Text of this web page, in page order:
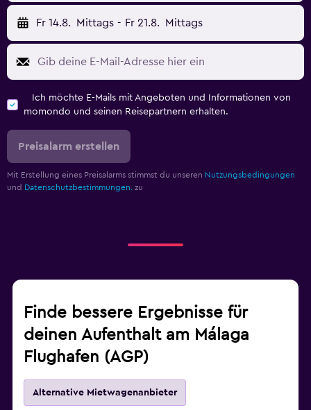
Fr 14.8. Mittags - Fr 21.8. Mittags
Ich möchte E-Mails mit Angeboten und Informationen von
momondo und seinen Reisepartnern erhalten.
Preisalarm erstellen
Mit Erstellung eines Preisalarms stimmst du unseren Nutzungsbedingungen
und Datenschutzbestimmungen. zu
Finde bessere Ergebnisse für
deinen Aufenthalt am Málaga
Flughafen (AGP)
Alternative Mietwagenanbieter